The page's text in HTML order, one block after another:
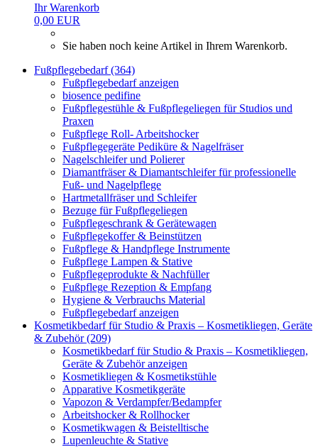
Ihr Warenkorb
0,00 EUR
Sie haben noch keine Artikel in Ihrem Warenkorb.
Fußpflegebedarf (364)
Fußpflegebedarf anzeigen
biosence pedifine
Fußpflegestühle & Fußpflegeliegen für Studios und
Praxen
Fußpflege Roll- Arbeitshocker
Fußpflegegeräte Pediküre & Nagelfräser
Nagelschleifer und Polierer
Diamantfräser & Diamantschleifer für professionelle
Fuß- und Nagelpflege
Hartmetallfräser und Schleifer
Bezuge für Fußpflegeliegen
Fußpflegeschrank & Gerätewagen
Fußpflegekoffer & Beinstützen
Fußpflege & Handpflege Instrumente
Fußpflege Lampen & Stative
Fußpflegeprodukte & Nachfüller
Fußpflege Rezeption & Empfang
Hygiene & Verbrauchs Material
Fußpflegebedarf anzeigen
Kosmetikbedarf für Studio & Praxis – Kosmetikliegen, Geräte
& Zubehör (209)
Kosmetikbedarf für Studio & Praxis – Kosmetikliegen,
Geräte & Zubehör anzeigen
Kosmetikliegen & Kosmetikstühle
Apparative Kosmetikgeräte
Vapozon & Verdampfer/Bedampfer
Arbeitshocker & Rollhocker
Kosmetikwagen & Beistelltische
Lupenleuchte & Stative